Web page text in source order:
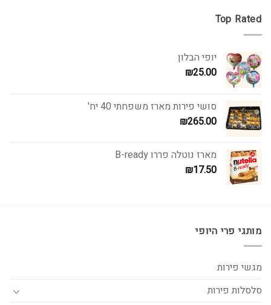
Top Rated
יופי הבלון
₪25.00
סושי פירות מארז משפחתי 40 יח'
₪265.00
מארז נוטלה פררו B-ready
₪17.50
מותגי פרי היופי
מגשי פירות
סלסלות פירות